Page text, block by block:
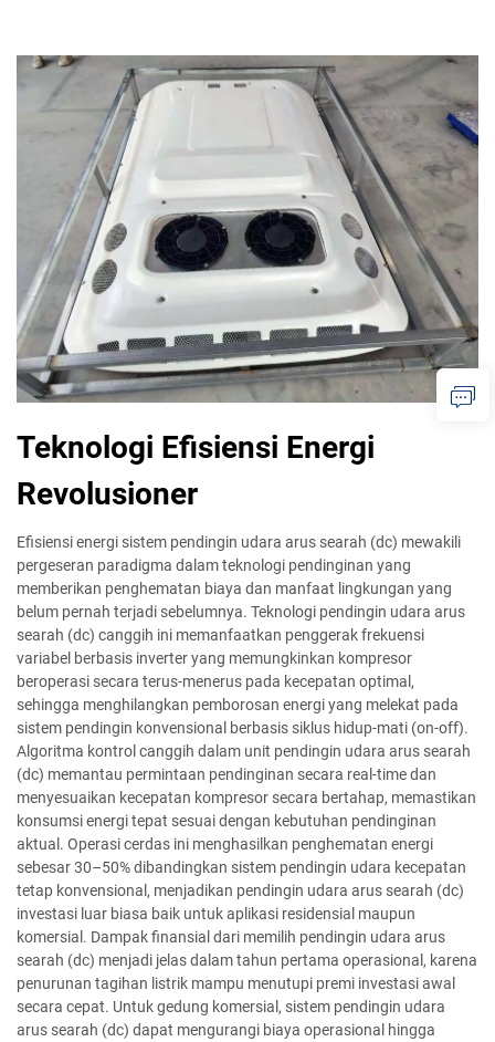
Teknologi Efisiensi Energi
Revolusioner
Efisiensi energi sistem pendingin udara arus searah (dc) mewakili
pergeseran paradigma dalam teknologi pendinginan yang
memberikan penghematan biaya dan manfaat lingkungan yang
belum pernah terjadi sebelumnya. Teknologi pendingin udara arus
searah (dc) canggih ini memanfaatkan penggerak frekuensi
variabel berbasis inverter yang memungkinkan kompresor
beroperasi secara terus-menerus pada kecepatan optimal,
sehingga menghilangkan pemborosan energi yang melekat pada
sistem pendingin konvensional berbasis siklus hidup-mati (on-off).
Algoritma kontrol canggih dalam unit pendingin udara arus searah
(dc) memantau permintaan pendinginan secara real-time dan
menyesuaikan kecepatan kompresor secara bertahap, memastikan
konsumsi energi tepat sesuai dengan kebutuhan pendinginan
aktual. Operasi cerdas ini menghasilkan penghematan energi
sebesar 30–50% dibandingkan sistem pendingin udara kecepatan
tetap konvensional, menjadikan pendingin udara arus searah (dc)
investasi luar biasa baik untuk aplikasi residensial maupun
komersial. Dampak finansial dari memilih pendingin udara arus
searah (dc) menjadi jelas dalam tahun pertama operasional, karena
penurunan tagihan listrik mampu menutupi premi investasi awal
secara cepat. Untuk gedung komersial, sistem pendingin udara
arus searah (dc) dapat mengurangi biaya operasional hingga